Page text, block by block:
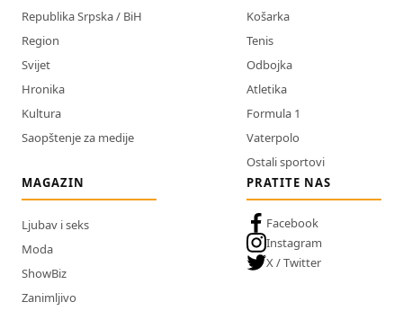
Republika Srpska / BiH
Region
Svijet
Hronika
Kultura
Saopštenje za medije
Košarka
Tenis
Odbojka
Atletika
Formula 1
Vaterpolo
Ostali sportovi
MAGAZIN
Ljubav i seks
Moda
ShowBiz
Zanimljivo
PRATITE NAS
Facebook
Instagram
X / Twitter